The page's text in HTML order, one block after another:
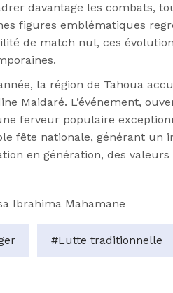
davantage les combats,
figures emblématiques
de match nul, ces
la région de Tahoua
Maidaré. L’événement,
ferveur populaire
fête nationale, générant un
en génération, des
Ibrahima Mahamane
#Lutte traditionnelle